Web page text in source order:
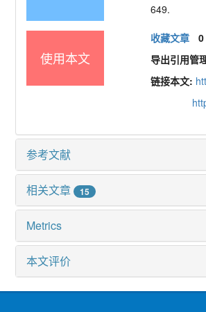
649.
使用本文
收藏文章 0
导出引用管
链接本文:
参考文献
相关文章 15
Metrics
本文评价